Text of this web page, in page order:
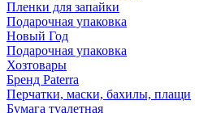
Пленки для запайки
Подарочная упаковка
Новый Год
Подарочная упаковка
Хозтовары
Бренд Paterra
Перчатки, маски, бахилы, плащи
Бумага туалетная